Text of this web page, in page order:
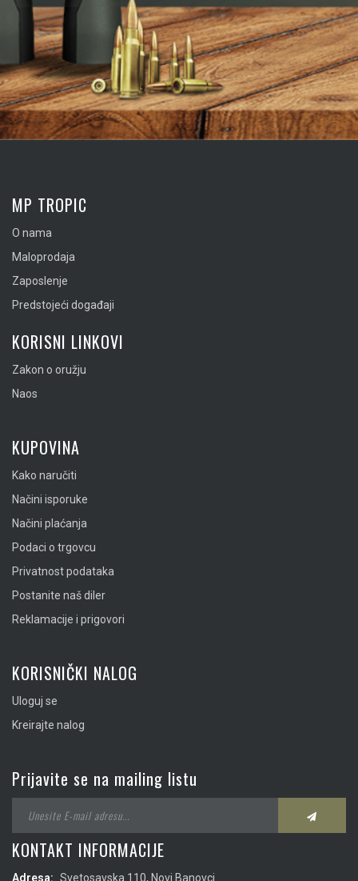
MP TROPIC
O nama
Maloprodaja
Zaposlenje
Predstojeći događaji
KORISNI LINKOVI
Zakon o oružju
Naos
KUPOVINA
Kako naručiti
Načini isporuke
Načini plaćanja
Podaci o trgovcu
Privatnost podataka
Postanite naš diler
Reklamacije i prigovori
KORISNIČKI NALOG
Uloguj se
Kreirajte nalog
Prijavite se na mailing listu
KONTAKT INFORMACIJE
Adresa: Svetosavska 110, Novi Banovci